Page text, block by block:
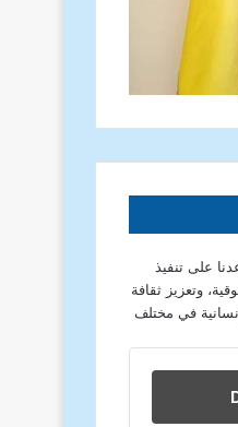
على تنفيذ
وتعزيز ثقافة
في مختلف